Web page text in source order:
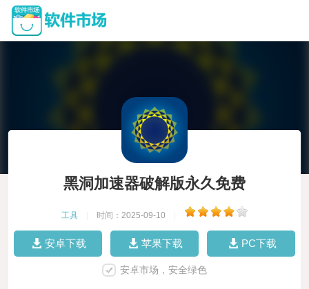
黑洞加速器破解版永久免费
工具 时间：2025-09-10
安卓下载 苹果下载 PC下载
安卓市场，安全绿色